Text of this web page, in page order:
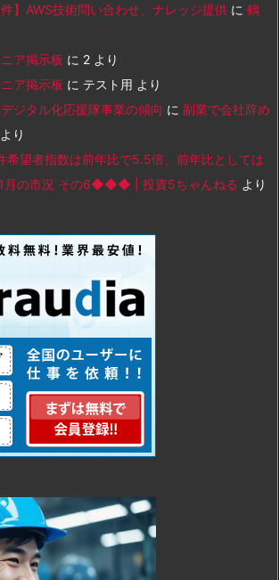
件】AWS技術問い合わせ、ナレッジ提供 に 鶴
ア掲示板 に 2 より
ア掲示板 に テスト用 より
ジタル化応援隊事業の傾向 に 副業で会社辞め
より
希望者指数は前年比で5.5倍、前年比としては
の市況 その6◆◆◆ | 投資5ちゃんねる より